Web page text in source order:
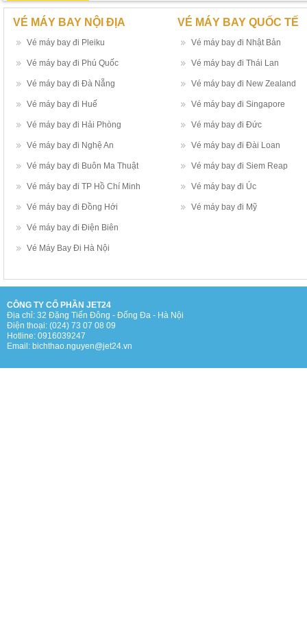
VÉ MÁY BAY NỘI ĐỊA
Vé máy bay đi Pleiku
Vé máy bay đi Phú Quốc
Vé máy bay đi Đà Nẵng
Vé máy bay đi Huế
Vé máy bay đi Hải Phòng
Vé máy bay đi Nghệ An
Vé máy bay đi Buôn Ma Thuật
Vé máy bay đi TP Hồ Chí Minh
Vé máy bay đi Đồng Hới
Vé máy bay đi Điện Biên
Vé Máy Bay Đi Hà Nội
VÉ MÁY BAY QUỐC TẾ
Vé máy bay đi Nhật Bản
Vé máy bay đi Thái Lan
Vé máy bay đi New Zealand
Vé máy bay đi Singapore
Vé máy bay đi Đức
Vé máy bay đi Đài Loan
Vé máy bay đi Siem Reap
Vé máy bay đi Úc
Vé máy bay đi Mỹ
CÔNG TY CỔ PHẦN JET24
Địa chỉ: 32 Đặng Tiến Đông - Đống Đa - Hà Nội
Điện thoại: (024) 73 07 08 09
Hotline: 0916039247
Email: bichthao.nguyen@jet24.vn